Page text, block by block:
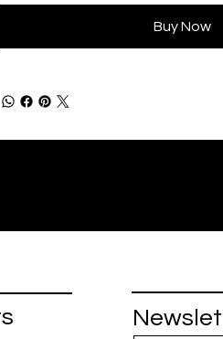
Buy Now